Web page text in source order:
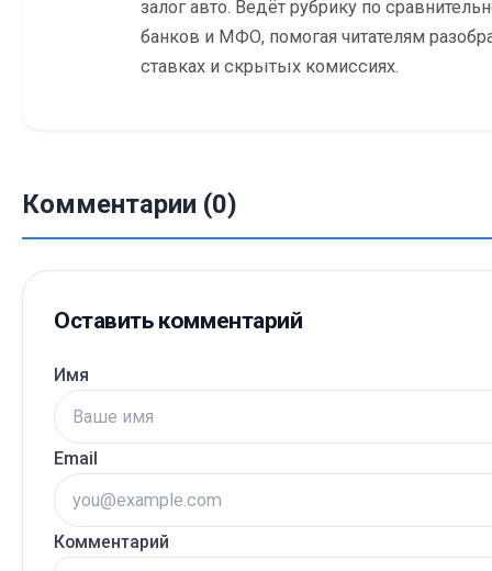
залог авто. Ведёт рубрику по
банков и МФО, помогая читателям
ставках и скрытых комиссиях.
Комментарии (0)
Оставить комментарий
Имя
Email
Комментарий